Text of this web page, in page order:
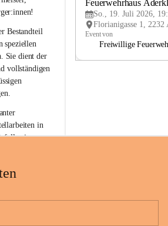
Bestandteil
speziellen
Sie dient der
vollständigen
in
fallweise
wird
für die
Feuerwehrhaus
So., 19. Juli 2026,
Event von
Freiwillige